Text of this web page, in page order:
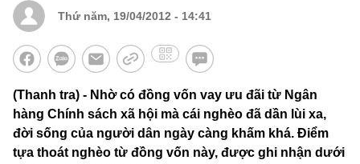
Thứ năm, 19/04/2012 - 14:41
(Thanh tra) - Nhờ có đồng vốn vay ưu đãi từ Ngân
hàng Chính sách xã hội mà cái nghèo đã dần lùi xa,
đời sống của người dân ngày càng khấm khá. Điểm
tựa thoát nghèo từ đồng vốn này, được ghi nhận dưới